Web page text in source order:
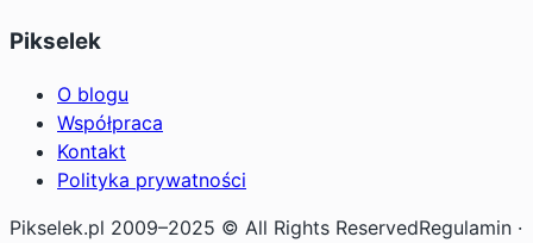
Pikselek
O blogu
Współpraca
Kontakt
Polityka prywatności
Pikselek.pl 2009–2025 © All Rights ReservedRegulamin ·